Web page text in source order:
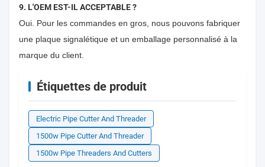
9. L'OEM EST-IL ACCEPTABLE ?
Oui. Pour les commandes en gros, nous pouvons fabriquer
une plaque signalétique et un emballage personnalisé à la
marque du client.
Étiquettes de produit
Electric Pipe Cutter And Threader
1500w Pipe Cutter And Threader
1500w Pipe Threaders And Cutters